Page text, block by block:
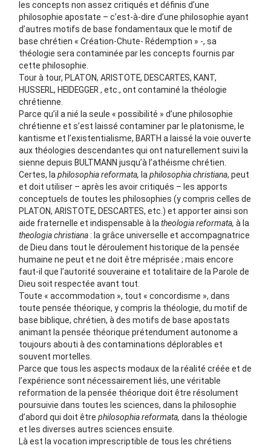
les concepts non assez critiqués et définis d’une
philosophie apostate – c’est-à-dire d’une philosophie ayant
d’autres motifs de base fondamentaux que le motif de
base chrétien « Création-Chute- Rédemption » -, sa
théologie sera contaminée par les concepts fournis par
cette philosophie.
Tour à tour, PLATON, ARISTOTE, DESCARTES, KANT,
HUSSERL, HEIDEGGER , etc., ont contaminé la théologie
chrétienne.
Parce qu’il a nié la seule « possibilité » d’une philosophie
chrétienne et s’est laissé contaminer par le platonisme, le
kantisme et l’existentialisme, BARTH a laissé la voie ouverte
aux théologies descendantes qui ont naturellement suivi la
sienne depuis BULTMANN jusqu’à l’athéisme chrétien.
Certes, la philosophia reformata, la philosophia christiana, peut
et doit utiliser – après les avoir critiqués – les apports
conceptuels de toutes les philosophies (y compris celles de
PLATON, ARISTOTE, DESCARTES, etc.) et apporter ainsi son
aide fraternelle et indispensable à la theologia reformata, à la
theologia christiana: la grâce universelle et accompagnatrice
de Dieu dans tout le déroulement historique de la pensée
humaine ne peut et ne doit être méprisée ; mais encore
faut-il que l’autorité souveraine et totalitaire de la Parole de
Dieu soit respectée avant tout.
Toute « accommodation », tout « concordisme », dans
toute pensée théorique, y compris la théologie, du motif de
base biblique, chrétien, à des motifs de base apostats
animant la pensée théorique prétendument autonome a
toujours abouti à des contaminations déplorables et
souvent mortelles.
Parce que tous les aspects modaux de la réalité créée et de
l’expérience sont nécessairement liés, une véritable
reformation de la pensée théorique doit être résolument
poursuivie dans toutes les sciences, dans la philosophie
d’abord qui doit être philosophia reformata, dans la théologie
et les diverses autres sciences ensuite.
Là est la vocation imprescriptible de tous les chrétiens